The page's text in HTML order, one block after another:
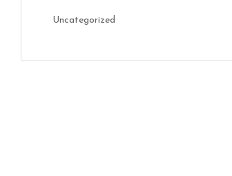
Uncategorized